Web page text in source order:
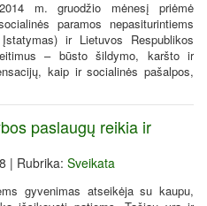
m. gruodžio mėnesį priėmė
paramos nepasiturintiems
ir Lietuvos Respublikos
– būsto šildymo, karšto ir
kaip ir socialinės pašalpos,
paslaugų reikia ir
| Rubrika: Sveikata
gyvenimas atseikėja su kaupu,